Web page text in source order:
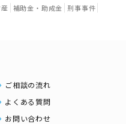
補助金・助成金 刑事事件
ご相談の流れ
よくある質問
お問い合わせ